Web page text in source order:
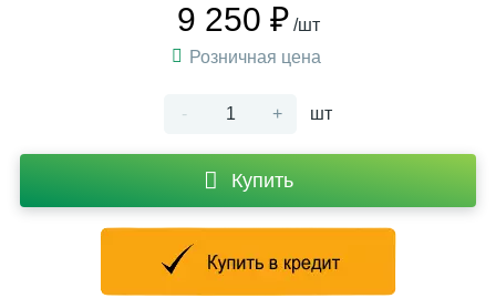
9 250 ₽ /шт
Розничная цена
- + шт
Купить